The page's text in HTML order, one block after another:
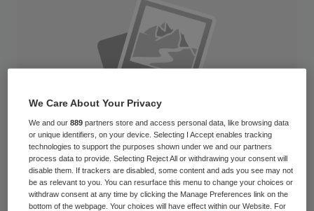
AppleMark
We Care About Your Privacy
We and our889 partners store and access personal data, like browsing data
or unique identifiers, on your device. Selecting I Accept enables tracking
technologies to support the purposes shown under we and our partners
process data to provide. Selecting Reject All or withdrawing your consent will
disable them. If trackers are disabled, some content and ads you see may not
be as relevant to you. You can resurface this menu to change your choices or
withdraw consent at any time by clicking the Manage Preferences link on the
bottom of the webpage. Your choices will have effect within our Website. For